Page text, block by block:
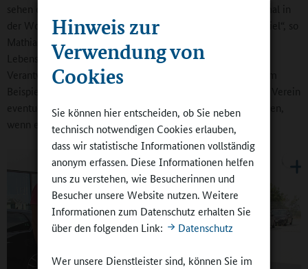
Hinweis zur
Verwendung von
Cookies
Sie können hier entscheiden, ob Sie neben
technisch notwendigen Cookies erlauben,
dass wir statistische Informationen vollständig
anonym erfassen. Diese Informationen helfen
uns zu verstehen, wie Besucherinnen und
Besucher unsere Website nutzen. Weitere
Informationen zum Datenschutz erhalten Sie
über den folgenden Link:
Datenschutz
Wer unsere Dienstleister sind, können Sie im
sehen die Kinder und Jugendlichen sehr häufig, bis zu viermal in
der Woche im Training und am Wochenende dann beim Spiel“, so
Mathias Arnold. „Das ist hier schon so etwas wie ein
Lebensmittelpunkt. Und deshalb sehen wir uns auch in der
Verantwortung, uns zu informieren, wie es in der Schule zum
Beispiel notenmäßig läuft.“ Gemeinsam können Schule und Verein
eventuelle Probleme schneller erkennen und entgegenwirken,
wenn etwas in die falsche Richtung driftet.